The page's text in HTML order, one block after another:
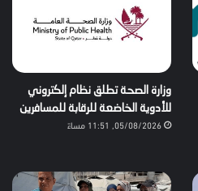
وزارة الصحة تطلق نظام إلكتروني
للأدوية الخاضعة للرقابة للمسافرين
05/08/2026, 11:51 مساءً